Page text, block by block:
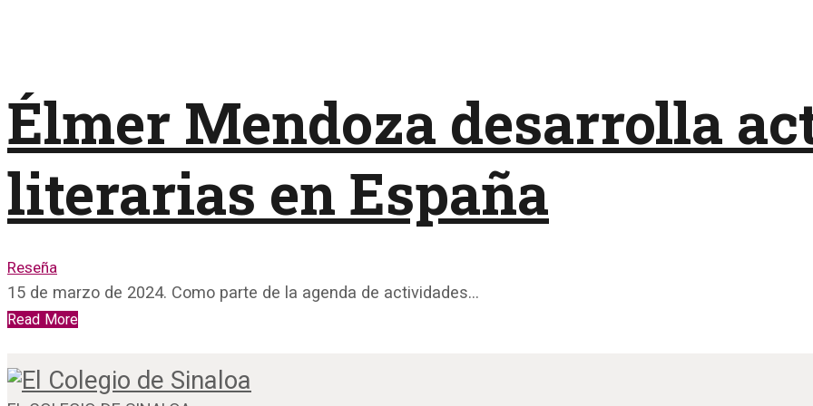
Élmer Mendoza desarrolla
literarias en España
Reseña
15 de marzo de 2024. Como parte de la agenda de actividades…
Read More